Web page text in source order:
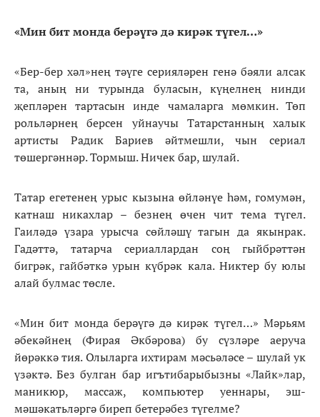
«Мин бит монда берәүгә дә кирәк түгел…»
«Бер-бер хәл»нең тәүге серияләрен генә бәяли алсак
та, аның ни турында буласын, күңелнең нинди
җепләрен тартасын инде чамаларга мөмкин. Төп
рольләрнең берсен уйнаучы Татарстанның халык
артисты Радик Бариев әйтмешли, чын сериал
төшергәннәр. Тормыш. Ничек бар, шулай.
Татар егетенең урыс кызына өйләнүе һәм, гомумән,
катнаш никахлар – безнең өчен чит тема түгел.
Гаиләдә үзара урысча сөйләшү тагын да якынрак.
Гадәттә, татарча сериаллардан соң гыйбрәттән
бигрәк, гайбәткә урын күбрәк кала. Никтер бу юлы
алай булмас төсле.
«Мин бит монда берәүгә дә кирәк түгел…» Мәрьям
әбекәйнең (Фирая Әкбәрова) бу сүзләре аеруча
йөрәккә тия. Олыларга ихтирам мәсьәләсе – шулай ук
үзәктә. Без булган бар игътибарыбызны «Лайк»лар,
маникюр, массаж, компьютер уеннары, эш-
мәшәкатьләргә биреп бетерәбез түгелме?